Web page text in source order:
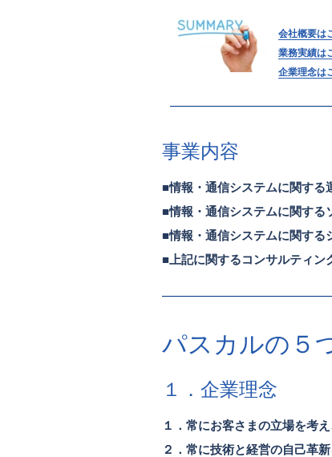
会社概要は
業務実績は
企業理念は
事業内容
■情報・通信システムに関する
■情報・通信システムに関する
■情報・通信システムに関する
■上記に関するコンサルティン
パスカルの５
１．企業理念
１．常にお客さまの立場を考
２．常に技術と経営の自己革